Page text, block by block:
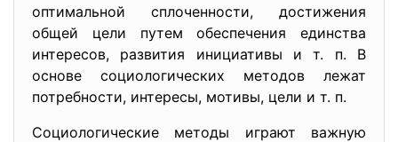
оптимальной сплоченности, достижения
общей цели путем обеспечения единства
интересов, развития инициативы и т. п. В
основе социологических методов лежат
потребности, интересы, мотивы, цели и т. п.
Социологические методы играют важную